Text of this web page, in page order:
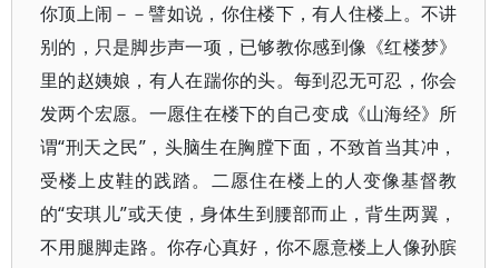
你顶上闹－－譬如说，你住楼下，有人住楼上。不讲
别的，只是脚步声一项，已够教你感到像《红楼梦》
里的赵姨娘，有人在踹你的头。每到忍无可忍，你会
发两个宏愿。一愿住在楼下的自己变成《山海经》所
谓“刑天之民”，头脑生在胸膛下面，不致首当其冲，
受楼上皮鞋的践踏。二愿住在楼上的人变像基督教
的“安琪儿”或天使，身体生到腰部而止，背生两翼，
不用腿脚走路。你存心真好，你不愿意楼上人像孙膑